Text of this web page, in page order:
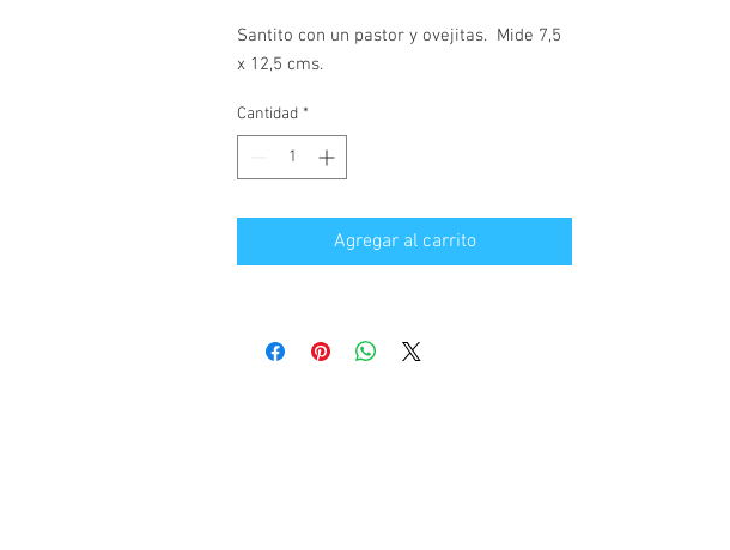
Santito con un pastor y ovejitas.  Mide 7,5
x 12,5 cms.
Cantidad *
Agregar al carrito